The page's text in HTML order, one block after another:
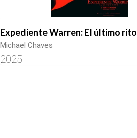
Expediente Warren: El último rito
Michael Chaves
2025